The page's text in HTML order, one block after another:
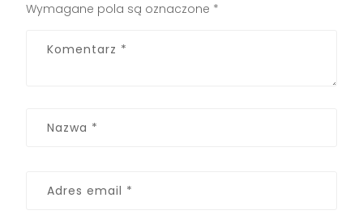
Wymagane pola są oznaczone *